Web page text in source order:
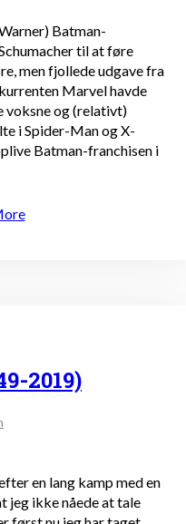
Batman-
til at føre
men fjollede udgave fra
Marvel havde
voksne og (relativt)
i Spider-Man og X-
Batman-franchisen i
2019)
en lang kamp med en
jeg ikke nåede at tale